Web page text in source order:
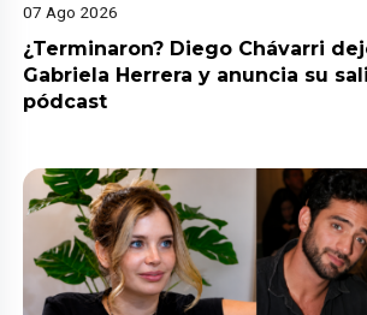
07 Ago 2026
¿Terminaron? Diego Chávarri
Gabriela Herrera y anuncia su
pódcast